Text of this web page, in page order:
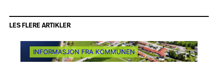
LES FLERE ARTIKLER
INFORMASJON FRA KOMMUNEN